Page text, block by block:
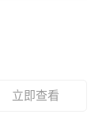
立即查看